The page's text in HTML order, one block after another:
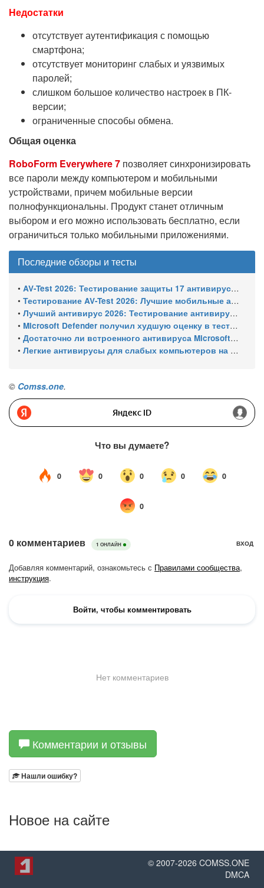
Недостатки
отсутствует аутентификация с помощью
смартфона;
отсутствует мониторинг слабых и уязвимых
паролей;
слишком большое количество настроек в ПК-
версии;
ограниченные способы обмена.
Общая оценка
RoboForm Everywhere 7 позволяет синхронизировать
все пароли между компьютером и мобильными
устройствами, причем мобильные версии
полнофункциональны. Продукт станет отличным
выбором и его можно использовать бесплатно, если
ограничиться только мобильными приложениями.
Последние обзоры и тесты
• AV-Test 2026: Тестирование защиты 17 антивирусов от программ-вымогателей и инфостилеров
• Тестирование AV-Test 2026: Лучшие мобильные антивирусы для Android
• Лучший антивирус 2026: Тестирование антивирусов для Windows 11 – с настройками по умолчанию
• Microsoft Defender получил худшую оценку в тестировании 16 антивирусов для Windows
• Достаточно ли встроенного антивируса Microsoft Defender для защиты Windows ПК?
• Легкие антивирусы для слабых компьютеров на Windows 11 – тест AV-Comparatives (апрель 2026)
© Comss.one.
Комментарии и отзывы
Нашли ошибку?
Новое на сайте
© 2007-2026 COMSS.ONE
DMCA